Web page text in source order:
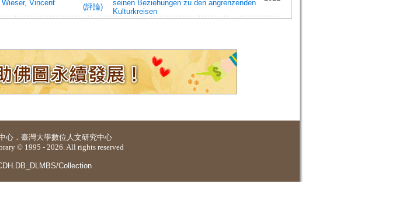
Vincent
(評論)
seinen Beziehungen zu den angrenzenden
Kulturkreisen
心 ． 臺灣大學數位人文研究中心
© 1995 - 2026. All rights reserved
Collection